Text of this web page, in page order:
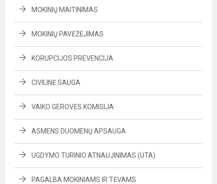
MOKINIŲ MAITINIMAS
MOKINIŲ PAVĖŽĖJIMAS
KORUPCIJOS PREVENCIJA
CIVILINĖ SAUGA
VAIKO GEROVĖS KOMISIJA
ASMENS DUOMENŲ APSAUGA
UGDYMO TURINIO ATNAUJINIMAS (UTA)
PAGALBA MOKINIAMS IR TĖVAMS